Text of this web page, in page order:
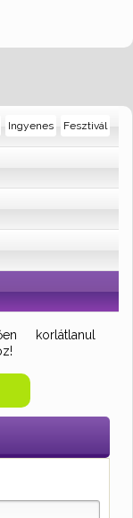
Fesztivál
Ingyenes
korlátlanul